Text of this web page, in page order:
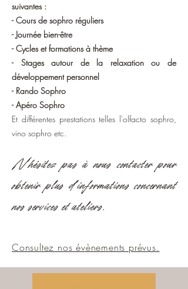
suivantes :
- Cours de sophro réguliers
- Journée bien-être
- Cycles et formations à thème
- Stages autour de la relaxation ou de
développement personnel
- Rando Sophro
- Apéro Sophro
Et différentes prestations telles l'olfacto sophro,
vino sophro etc.
N'hésitez pas à nous contacter pour
obtenir plus d'informations concernant
nos services et ateliers.
Consultez nos évènements prévus.